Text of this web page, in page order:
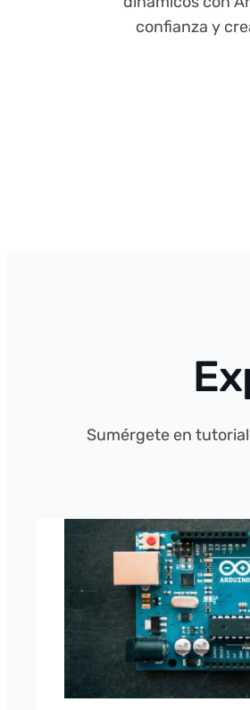
confianza y
Sumérgete en